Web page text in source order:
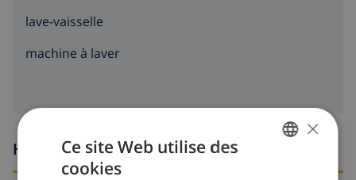
lave-vaisselle
machine à laver
Heures d'arrivée et de départ
×
Ce site Web utilise des
cookies